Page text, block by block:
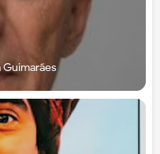
Guimarães